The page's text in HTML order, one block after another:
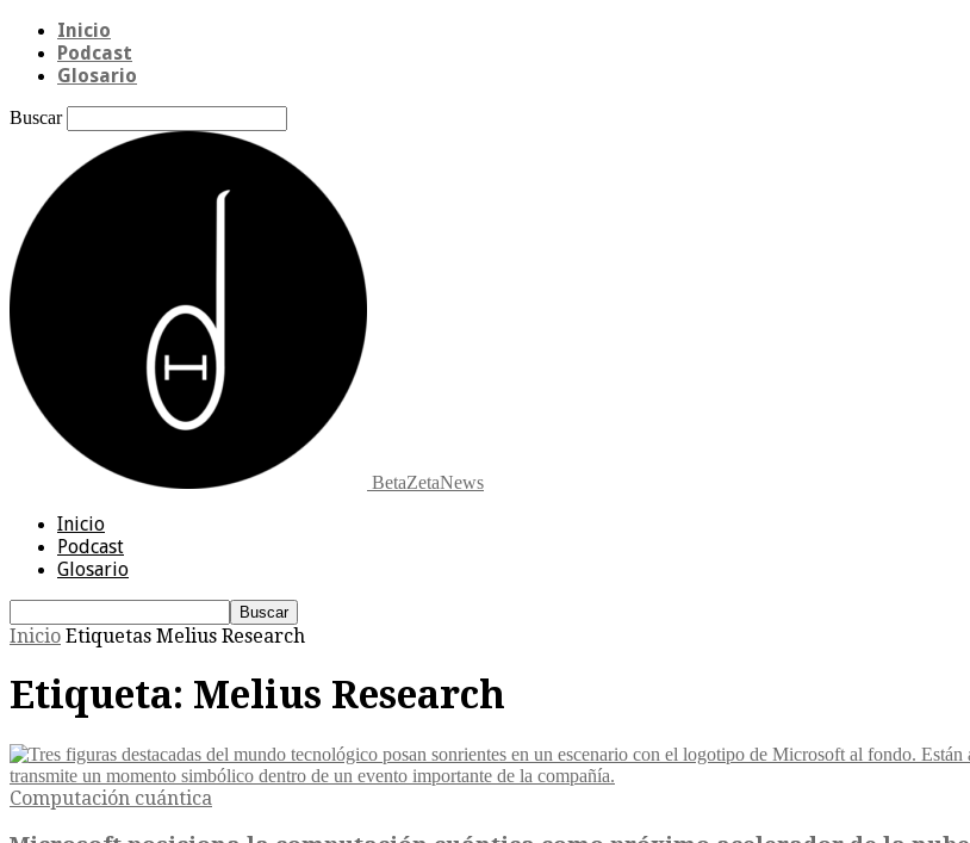
Inicio
Podcast
Glosario
Buscar
BetaZetaNews
Inicio
Podcast
Glosario
Inicio Etiquetas Melius Research
Etiqueta: Melius Research
Computación cuántica